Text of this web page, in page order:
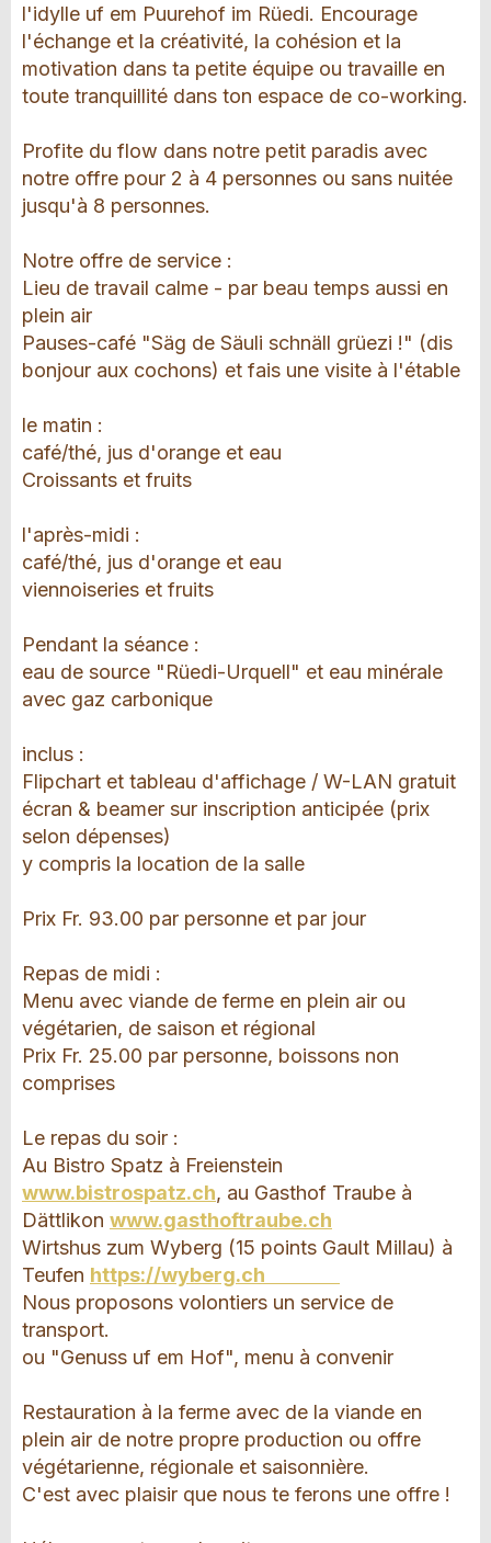
l'idylle uf em Puurehof im Rüedi. Encourage
l'échange et la créativité, la cohésion et la
motivation dans ta petite équipe ou travaille en
toute tranquillité dans ton espace de co-working.
Profite du flow dans notre petit paradis avec
notre offre pour 2 à 4 personnes ou sans nuitée
jusqu'à 8 personnes.
Notre offre de service :
Lieu de travail calme - par beau temps aussi en
plein air
Pauses-café "Säg de Säuli schnäll grüezi !" (dis
bonjour aux cochons) et fais une visite à l'étable
le matin :
café/thé, jus d'orange et eau
Croissants et fruits
l'après-midi :
café/thé, jus d'orange et eau
viennoiseries et fruits
Pendant la séance :
eau de source "Rüedi-Urquell" et eau minérale
avec gaz carbonique
inclus :
Flipchart et tableau d'affichage / W-LAN gratuit
écran & beamer sur inscription anticipée (prix
selon dépenses)
y compris la location de la salle
Prix Fr. 93.00 par personne et par jour
Repas de midi :
Menu avec viande de ferme en plein air ou
végétarien, de saison et régional
Prix Fr. 25.00 par personne, boissons non
comprises
Le repas du soir :
Au Bistro Spatz à Freienstein
www.bistrospatz.ch, au Gasthof Traube à
Dättlikon www.gasthoftraube.ch
Wirtshus zum Wyberg (15 points Gault Millau) à
Teufen https://wyberg.ch
Nous proposons volontiers un service de
transport.
ou "Genuss uf em Hof", menu à convenir
Restauration à la ferme avec de la viande en
plein air de notre propre production ou offre
végétarienne, régionale et saisonnière.
C'est avec plaisir que nous te ferons une offre !